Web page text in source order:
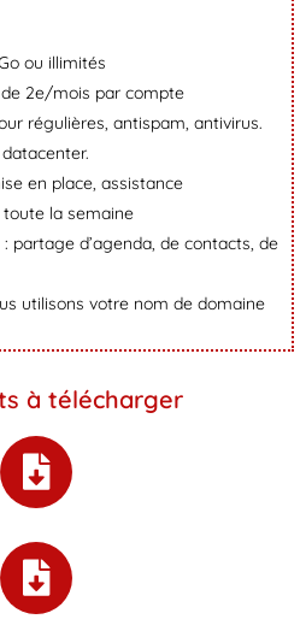
ou illimités
2e/mois par compte
régulières, antispam, antivirus.
en place, assistance
la semaine
partage d’agenda, de contacts, de
utilisons votre nom de domaine
à télécharger